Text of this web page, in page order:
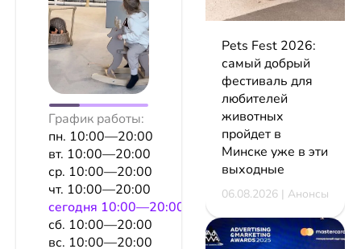
График работы:
пн. 10:00—20:00
вт. 10:00—20:00
ср. 10:00—20:00
чт. 10:00—20:00
сeгодня 10:00—20:00
сб. 10:00—20:00
вс. 10:00—20:00
Pets Fest 2026:
самый добрый
фестиваль для
любителей
животных
пройдет в
Минске уже в эти
выходные
06.08.2026 | Анонсы